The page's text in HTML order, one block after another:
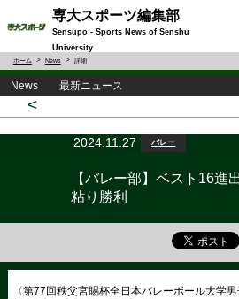
専大スポーツ編集部
Sensupo - Sports News of Senshu
University
ホーム News 詳細
News 最新ニュース
<
2024.11.27 バレー
【バレー部】ベスト16進
粘り勝利
〈第77回秩父宮賜杯全日本バレーボール大学